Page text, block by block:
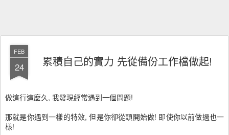
FEB
24 累積自己的實力 先從備份工作檔做起!
做這行這麼久, 我發現經常遇到一個問題!
那就是你遇到一樣的特效, 但是你卻從頭開始做! 即使你以前做過也一
樣!